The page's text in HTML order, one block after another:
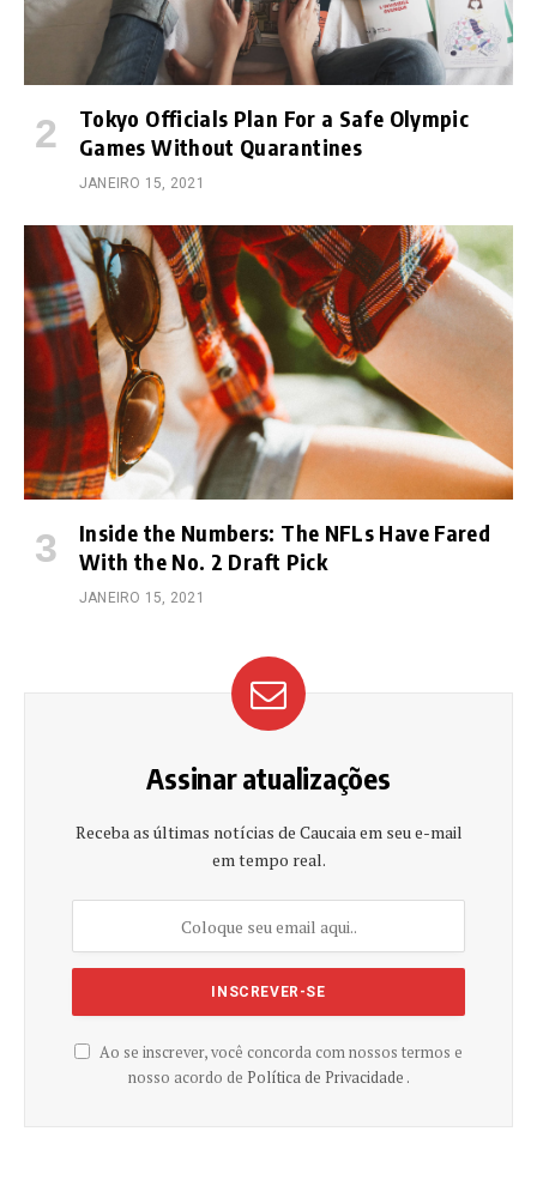
Tokyo Officials Plan For a Safe Olympic
Games Without Quarantines
JANEIRO 15, 2021
Inside the Numbers: The NFLs Have Fared
With the No. 2 Draft Pick
JANEIRO 15, 2021
Assinar atualizações
Receba as últimas notícias de Caucaia em seu e-mail
em tempo real.
Ao se inscrever, você concorda com nossos termos e
nosso acordo de Política de Privacidade .